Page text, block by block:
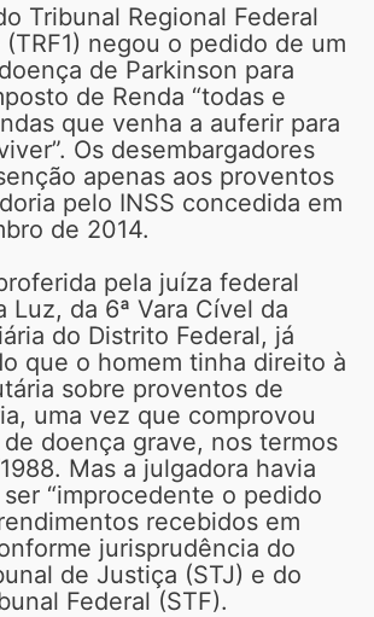
Tribunal Regional Federal
(TRF1) negou o pedido de um
de Parkinson para
de Renda “todas e
que venha a auferir para
Os desembargadores
apenas aos proventos
pelo INSS concedida em
de 2014.
pela juíza federal
Luz, da 6ª Vara Cível da
do Distrito Federal, já
que o homem tinha direito à
sobre proventos de
uma vez que comprovou
doença grave, nos termos
Mas a julgadora havia
“improcedente o pedido
recebidos em
jurisprudência do
de Justiça (STJ) e do
Federal (STF).